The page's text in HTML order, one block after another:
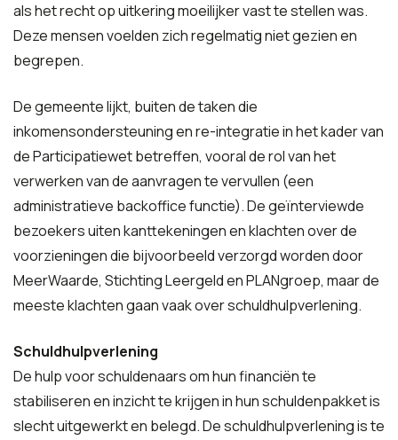
als het recht op uitkering moeilijker vast te stellen was.
Deze mensen voelden zich regelmatig niet gezien en
begrepen.
De gemeente lijkt, buiten de taken die
inkomensondersteuning en re-integratie in het kader van
de Participatiewet betreffen, vooral de rol van het
verwerken van de aanvragen te vervullen (een
administratieve backoffice functie). De geïnterviewde
bezoekers uiten kanttekeningen en klachten over de
voorzieningen die bijvoorbeeld verzorgd worden door
MeerWaarde, Stichting Leergeld en PLANgroep, maar de
meeste klachten gaan vaak over schuldhulpverlening.
Schuldhulpverlening
De hulp voor schuldenaars om hun financiën te
stabiliseren en inzicht te krijgen in hun schuldenpakket is
slecht uitgewerkt en belegd. De schuldhulpverlening is te